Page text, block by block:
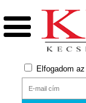
Elfogadom az